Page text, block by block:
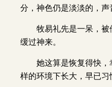
分，神色仍是淡淡的，声
牧易礼先是一呆，
缓过神来。
她这算是恢复得快
样的环境下长大，早已